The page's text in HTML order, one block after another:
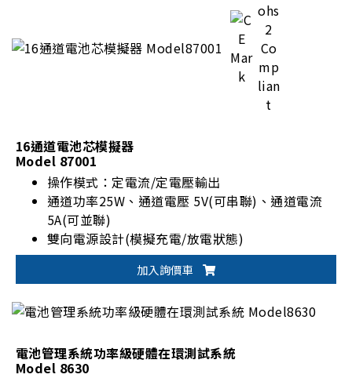
16通道電池芯模擬器
Model 87001
操作模式：定電流/定電壓輸出
通道功率25W、通道電壓 5V(可串聯)、通道電流
5A(可並聯)
雙向電源設計(模擬充電/放電狀態)
可模擬480節電池組串聯的電池芯電源(240個電芯
串聯以及2個電芯並聯)
加入詢價車
電池管理系統功率級硬體在環測試系統
Model 8630